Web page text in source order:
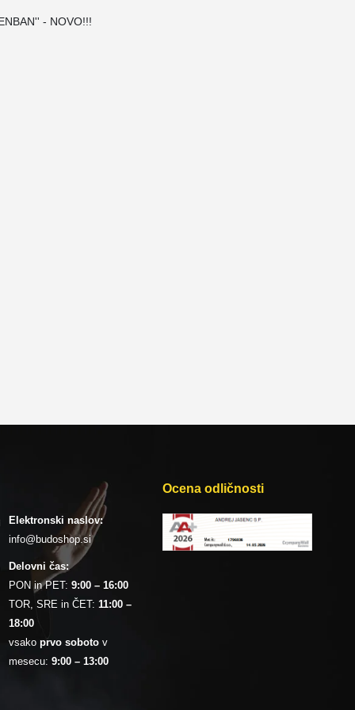
- NOVO!!!
Elektronski naslov:
info@budoshop.si
Delovni čas:
PON in PET: 9:00 – 16:00
TOR, SRE in ČET: 11:00 –
18:00
vsako prvo sobotov
mesecu: 9:00 – 13:00
Ocena odličnosti